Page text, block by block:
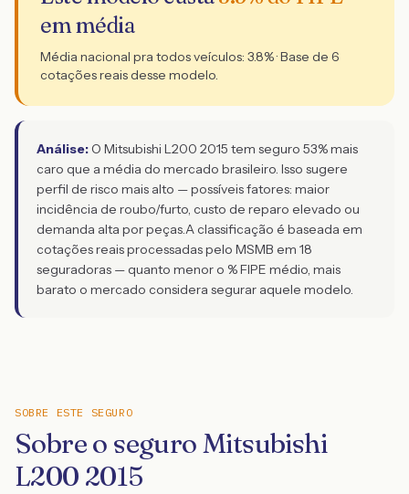
em média
Média nacional pra todos veículos: 3.8% · Base de 6
cotações reais desse modelo.
Análise: O Mitsubishi L200 2015 tem seguro 53% mais
caro que a média do mercado brasileiro. Isso sugere
perfil de risco mais alto — possíveis fatores: maior
incidência de roubo/furto, custo de reparo elevado ou
demanda alta por peças.A classificação é baseada em
cotações reais processadas pelo MSMB em 18
seguradoras — quanto menor o % FIPE médio, mais
barato o mercado considera segurar aquele modelo.
SOBRE ESTE SEGURO
Sobre o seguro Mitsubishi
L200 2015